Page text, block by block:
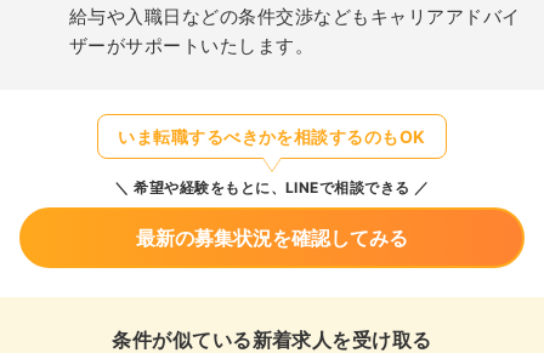
給与や入職日などの条件交渉などもキャリアアドバイ
ザーがサポートいたします。
いま転職するべきかを相談するのもOK
希望や経験をもとに、LINEで相談できる
最新の募集状況を確認してみる
条件が似ている新着求人を受け取る